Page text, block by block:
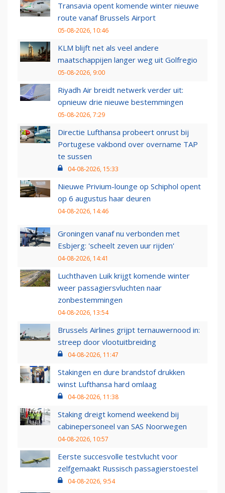
Transavia opent komende winter nieuwe
route vanaf Brussels Airport
05-08-2026, 10:46
KLM blijft net als veel andere
maatschappijen langer weg uit Golfregio
05-08-2026, 9:00
Riyadh Air breidt netwerk verder uit:
opnieuw drie nieuwe bestemmingen
05-08-2026, 7:29
Directie Lufthansa probeert onrust bij
Portugese vakbond over overname TAP
te sussen
04-08-2026, 15:33
Nieuwe Privium-lounge op Schiphol opent
op 6 augustus haar deuren
04-08-2026, 14:46
Groningen vanaf nu verbonden met
Esbjerg: 'scheelt zeven uur rijden'
04-08-2026, 14:41
Luchthaven Luik krijgt komende winter
weer passagiersvluchten naar
zonbestemmingen
04-08-2026, 13:54
Brussels Airlines grijpt ternauwernood in:
streep door vlootuitbreiding
04-08-2026, 11:47
Stakingen en dure brandstof drukken
winst Lufthansa hard omlaag
04-08-2026, 11:38
Staking dreigt komend weekend bij
cabinepersoneel van SAS Noorwegen
04-08-2026, 10:57
Eerste succesvolle testvlucht voor
zelfgemaakt Russisch passagierstoestel
04-08-2026, 9:54